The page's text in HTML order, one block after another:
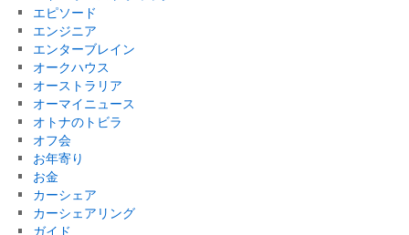
エピソード
エンジニア
エンターブレイン
オークハウス
オーストラリア
オーマイニュース
オトナのトビラ
オフ会
お年寄り
お金
カーシェア
カーシェアリング
ガイド